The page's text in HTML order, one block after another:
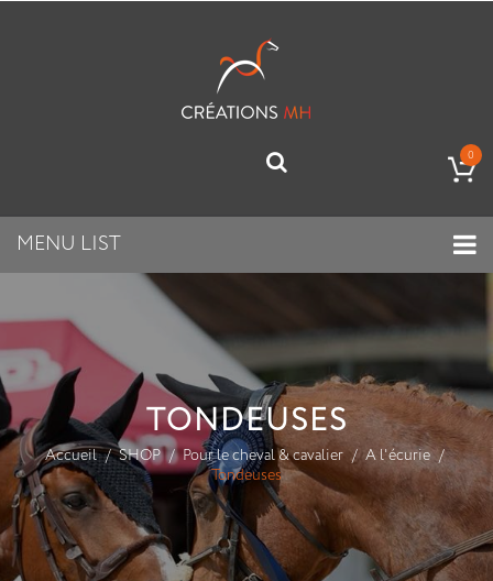
0
MENU LIST
TONDEUSES
Accueil SHOP Pour le cheval & cavalier
A l'écurie
Tondeuses